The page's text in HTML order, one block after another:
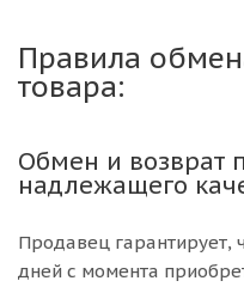
Правила
товара:
Обмен и возврат
надлежащего
Продавец гарантирует,
дней с момента